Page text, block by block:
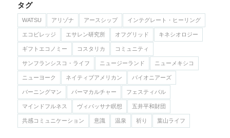
タグ
WATSU アリゾナ アースシップ インテグレート・ヒーリング
エコビレッジ エサレン研究所 オフグリッド キネシオロジー
ギフトエコノミー コスタリカ コミュニティ
サンフランシスコ・ライフ ニュージーランド ニューメキシコ
ニューヨーク ネイティブアメリカン バイオニアーズ
バーニングマン パーマカルチャー フェスティバル
マインドフルネス ヴィパッサナ瞑想 五井平和財団
共感コミュニケーション 意識 温泉 祈り 葉山ライフ